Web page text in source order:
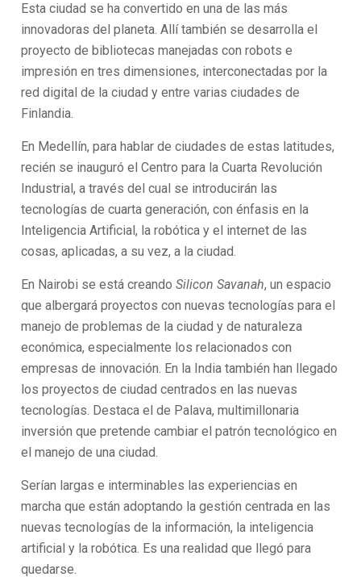
Esta ciudad se ha convertido en una de las más
innovadoras del planeta. Allí también se desarrolla el
proyecto de bibliotecas manejadas con robots e
impresión en tres dimensiones, interconectadas por la
red digital de la ciudad y entre varias ciudades de
Finlandia.
En Medellín, para hablar de ciudades de estas latitudes,
recién se inauguró el Centro para la Cuarta Revolución
Industrial, a través del cual se introducirán las
tecnologías de cuarta generación, con énfasis en la
Inteligencia Artificial, la robótica y el internet de las
cosas, aplicadas, a su vez, a la ciudad.
En Nairobi se está creandoSilicon Savanah, un espacio
que albergará proyectos con nuevas tecnologías para el
manejo de problemas de la ciudad y de naturaleza
económica, especialmente los relacionados con
empresas de innovación. En la India también han llegado
los proyectos de ciudad centrados en las nuevas
tecnologías. Destaca el de Palava, multimillonaria
inversión que pretende cambiar el patrón tecnológico en
el manejo de una ciudad.
Serían largas e interminables las experiencias en
marcha que están adoptando la gestión centrada en las
nuevas tecnologías de la información, la inteligencia
artificial y la robótica. Es una realidad que llegó para
quedarse.